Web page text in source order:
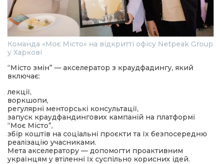
Команда «Моє Місто» на відкритті офісу Netpeak Group
у Харкові
“Місто змін” — акселератор з краудфадингу, який
включає:
лекції,
воркшопи,
регулярні менторські консультації,
запуск краудфандингових кампаній на платформі
“Моє Місто”,
збір коштів на соціальні проєкти та їх безпосередню
реалізацію учасниками.
Мета акселератору — допомогти проактивним
українцям у втіленні їх суспільно корисних ідей.